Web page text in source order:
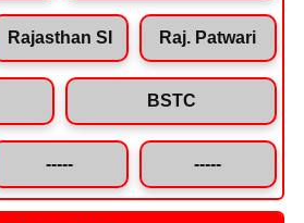
Rajasthan SI Raj. Patwari
BSTC
----- -----